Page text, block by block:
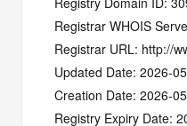
Registrar WHOIS
Registrar URL:
Updated Date:
Creation Date:
Registry Expiry